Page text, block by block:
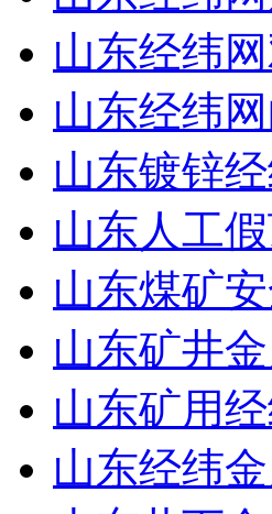
山东经纬
山东经纬
山东镀锌
山东人工
山东煤矿
山东矿井
山东矿用
山东经纬